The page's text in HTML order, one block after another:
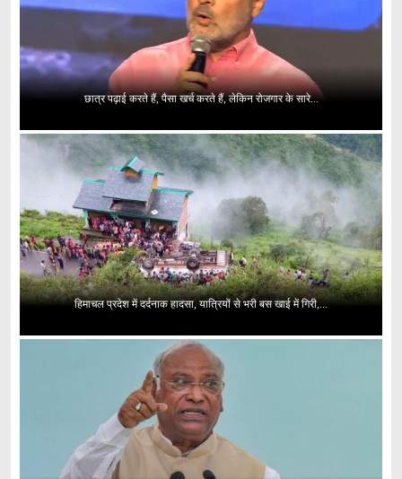
छात्र पढ़ाई करते हैं, पैसा खर्च करते हैं, लेकिन रोजगार के सारे...
हिमाचल प्रदेश में दर्दनाक हादसा, यात्रियों से भरी बस खाई में गिरी,...